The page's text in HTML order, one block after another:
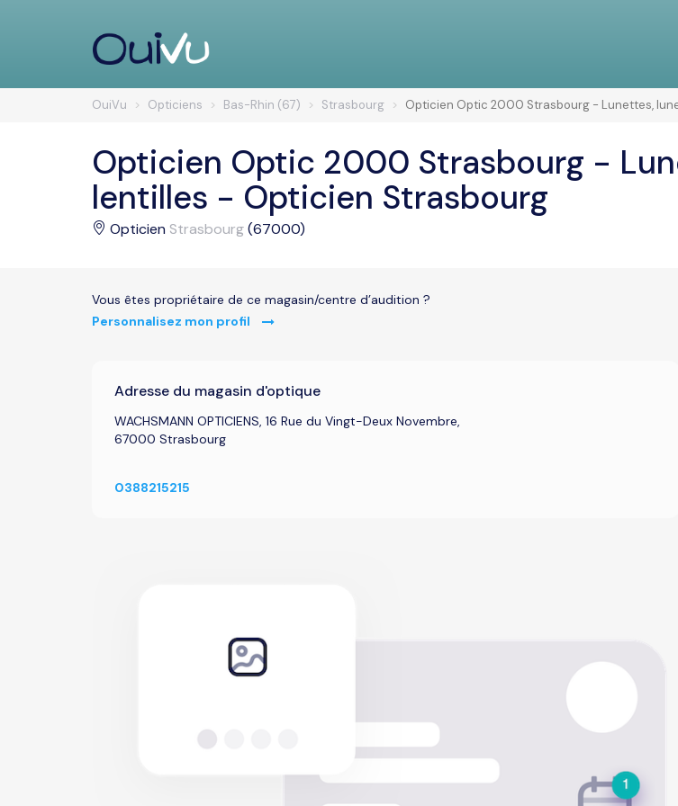
OuiVu Opticiens Bas-Rhin (67) Strasbourg Opticien Optic 2000 Strasbourg - Lunettes,
Opticien Optic 2000 Strasbourg -
lentilles - Opticien Strasbourg
Opticien Strasbourg(67000)
Vous êtes propriétaire de ce magasin/centre d’audition ?
Personnalisez mon profil
Adresse du magasin d'optique
WACHSMANN OPTICIENS, 16 Rue du Vingt-Deux Novembre,
67000 Strasbourg
0388215215